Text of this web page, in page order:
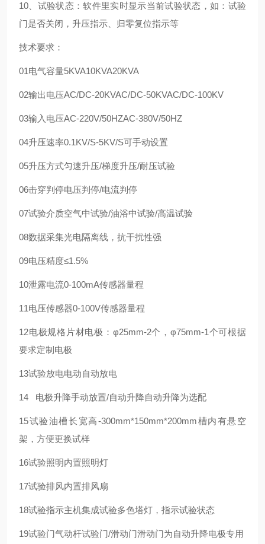
10、试验状态：软件里实时显示当前试验状态，如：试验
门是否关闭，升压指示、归零复位指示等
技术要求：
01电气容量5KVA10KVA20KVA
02输出电压AC/DC-20KVAC/DC-50KVAC/DC-100KV
03输入电压AC-220V/50HZAC-380V/50HZ
04升压速率0.1KV/S-5KV/S可手动设置
05升压方式匀速升压/梯度升压/耐压试验
06击穿判停电压判停/电流判停
07试验介质空气中试验/油浴中试验/高温试验
08数据采集光电隔离线，抗干扰性强
09电压精度≤1.5%
10泄露电流0-100mA传感器量程
11电压传感器0-100V传感器量程
12电极规格 片材电极：φ25mm-2个，φ75mm-1个可根据
要求定制电极
13试验放电电动自动放电
14 电极升降手动放置/自动升降自动升降为选配
15试验油槽长宽高-300mm*150mm*200mm槽内有悬空
架，方便更换试样
16试验照明内置照明灯
17试验排风内置排风扇
18试验指示主机集成试验多色塔灯，指示试验状态
19试验门气动杆试验门/滑动门滑动门为自动升降电极专用